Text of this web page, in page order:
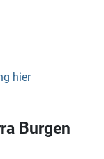
hier
Burgen